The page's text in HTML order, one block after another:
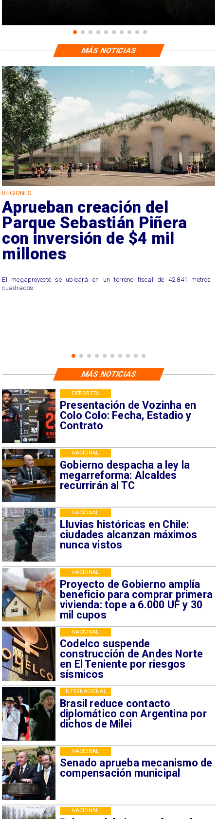
REGIONES
Aprueban creación del
Parque Sebastián Piñera
con inversión de $4 mil
millones
El megaproyecto se ubicará en un terreno fiscal de 42.841 metros
cuadrados.
MÁS NOTICIAS
Presentación de Vozinha en
Colo Colo: Fecha, Estadio y
Contrato
DEPORTES
Gobierno despacha a ley la
megarreforma: Alcaldes
recurrirán al TC
NACIONAL
Lluvias históricas en Chile:
ciudades alcanzan máximos
nunca vistos
NACIONAL
Proyecto de Gobierno amplía
beneficio para comprar primera
vivienda: tope a 6.000 UF y 30
mil cupos
NACIONAL
Codelco suspende
construcción de Andes Norte
en El Teniente por riesgos
sísmicos
NACIONAL
Brasil reduce contacto
diplomático con Argentina por
dichos de Milei
INTERNACIONAL
Senado aprueba mecanismo de
compensación municipal
NACIONAL
NACIONAL
MÁS NOTICIAS